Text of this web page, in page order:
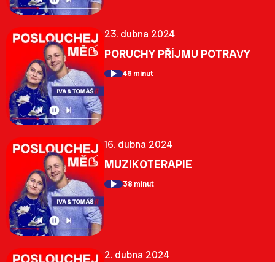
23. dubna 2024
PORUCHY PŘÍJMU POTRAVY
46 minut
16. dubna 2024
MUZIKOTERAPIE
38 minut
2. dubna 2024